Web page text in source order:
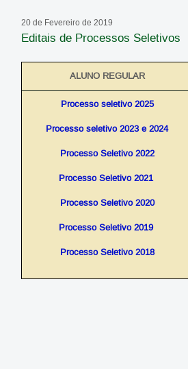
20 de Fevereiro de 2019
Editais de Processos Seletivos
ALUNO REGULAR
Processo seletivo 2025
Processo seletivo 2023 e 2024
Processo Seletivo 2022
Processo Seletivo 2021
Processo Seletivo 2020
Processo Seletivo 2019
Processo Seletivo 2018